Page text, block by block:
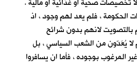
الحكومة ، فلم يعد لهم وجود ، اذ
لانهم بدون شرائح
لا يُعَدّون من الشعب السياسي ، بل
المرغوب بوجوده ، فأما ان يسافروا